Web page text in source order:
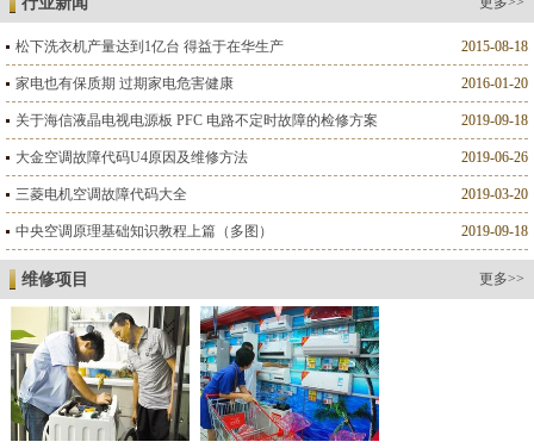
2015-08-18
松下洗衣机产量达到1亿台 得益于在华生产
2016-01-20
家电也有保质期 过期家电危害健康
2019-09-18
关于海信液晶电视电源板 PFC 电路不定时故障的检修方案
2019-06-26
大金空调故障代码U4原因及维修方法
2019-03-20
三菱电机空调故障代码大全
2019-09-18
中央空调原理基础知识教程上篇（多图）
维修项目 更多>>